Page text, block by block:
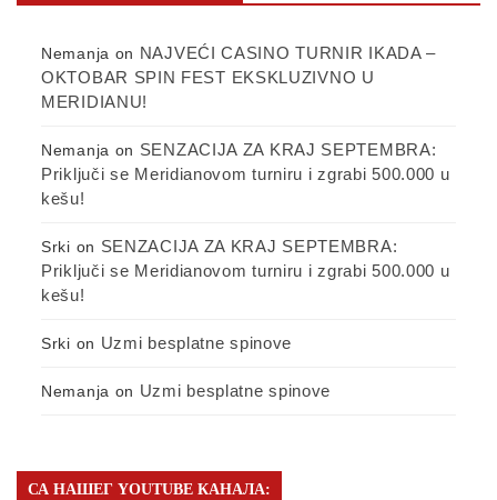
Nemanja on NAJVEĆI CASINO TURNIR IKADA –
OKTOBAR SPIN FEST EKSKLUZIVNO U
MERIDIANU!
Nemanja on SENZACIJA ZA KRAJ SEPTEMBRA:
Priključi se Meridianovom turniru i zgrabi 500.000 u
kešu!
Srki on SENZACIJA ZA KRAJ SEPTEMBRA:
Priključi se Meridianovom turniru i zgrabi 500.000 u
kešu!
Srki on Uzmi besplatne spinove
Nemanja on Uzmi besplatne spinove
СА НАШЕГ YOUTUBE КАНАЛА: